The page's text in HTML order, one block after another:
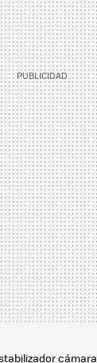
cámara